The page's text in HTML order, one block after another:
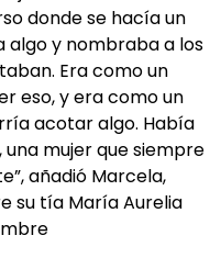
donde se hacía un
algo y nombraba a los
Era como un
eso, y era como un
acotar algo. Había
una mujer que siempre
añadió Marcela,
su tía María Aurelia